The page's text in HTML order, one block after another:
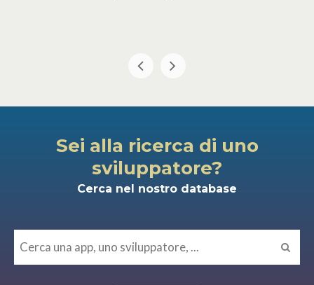
Sei alla ricerca di uno
sviluppatore?
Cerca nel nostro database